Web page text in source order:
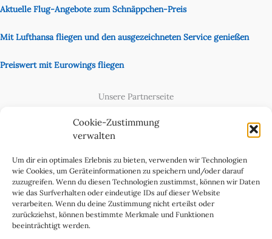
Cookie-Zustimmung
verwalten
Um dir ein optimales Erlebnis zu bieten, verwenden wir Technologien
wie Cookies, um Geräteinformationen zu speichern und/oder darauf
zuzugreifen. Wenn du diesen Technologien zustimmst, können wir Daten
wie das Surfverhalten oder eindeutige IDs auf dieser Website
verarbeiten. Wenn du deine Zustimmung nicht erteilst oder
zurückziehst, können bestimmte Merkmale und Funktionen
beeinträchtigt werden.
Aktuelle Flug-Angebote zum Schnäppchen-Preis
Mit Lufthansa fliegen und den ausgezeichneten Service genießen
Preiswert mit Eurowings fliegen
Unsere Partnerseite